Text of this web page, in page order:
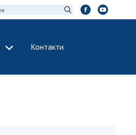
Контакти
СПІВРОБІТНИЦТВО